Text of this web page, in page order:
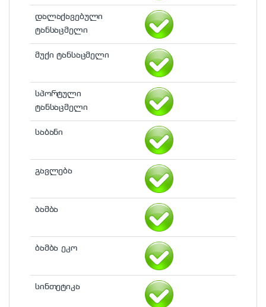
დალაქავებული
ტანსაცმელი
მუქი ტანსაცმელი
სპორტული
ტანსაცმელი
საბანი
გავლება
ბამბა
ბამბა ეკო
სინთეტიკა